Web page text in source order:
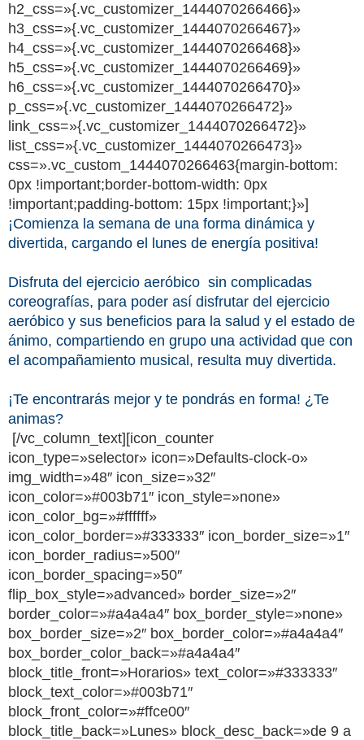
h2_css=»{.vc_customizer_1444070266466}»
h3_css=»{.vc_customizer_1444070266467}»
h4_css=»{.vc_customizer_1444070266468}»
h5_css=»{.vc_customizer_1444070266469}»
h6_css=»{.vc_customizer_1444070266470}»
p_css=»{.vc_customizer_1444070266472}»
link_css=»{.vc_customizer_1444070266472}»
list_css=»{.vc_customizer_1444070266473}»
css=».vc_custom_1444070266463{margin-bottom:
0px !important;border-bottom-width: 0px
!important;padding-bottom: 15px !important;}»]
¡Comienza la semana de una forma dinámica y
divertida, cargando el lunes de energía positiva!
Disfruta del ejercicio aeróbico sin complicadas
coreografías, para poder así disfrutar del ejercicio
aeróbico y sus beneficios para la salud y el estado de
ánimo, compartiendo en grupo una actividad que con
el acompañamiento musical, resulta muy divertida.
¡Te encontrarás mejor y te pondrás en forma! ¿Te
animas?
[/vc_column_text][icon_counter
icon_type=»selector» icon=»Defaults-clock-o»
img_width=»48″ icon_size=»32″
icon_color=»#003b71″ icon_style=»none»
icon_color_bg=»#ffffff»
icon_color_border=»#333333″ icon_border_size=»1″
icon_border_radius=»500″
icon_border_spacing=»50″
flip_box_style=»advanced» border_size=»2″
border_color=»#a4a4a4″ box_border_style=»none»
box_border_size=»2″ box_border_color=»#a4a4a4″
box_border_color_back=»#a4a4a4″
block_title_front=»Horarios» text_color=»#333333″
block_text_color=»#003b71″
block_front_color=»#ffce00″
block_title_back=»Lunes» block_desc_back=»de 9 a